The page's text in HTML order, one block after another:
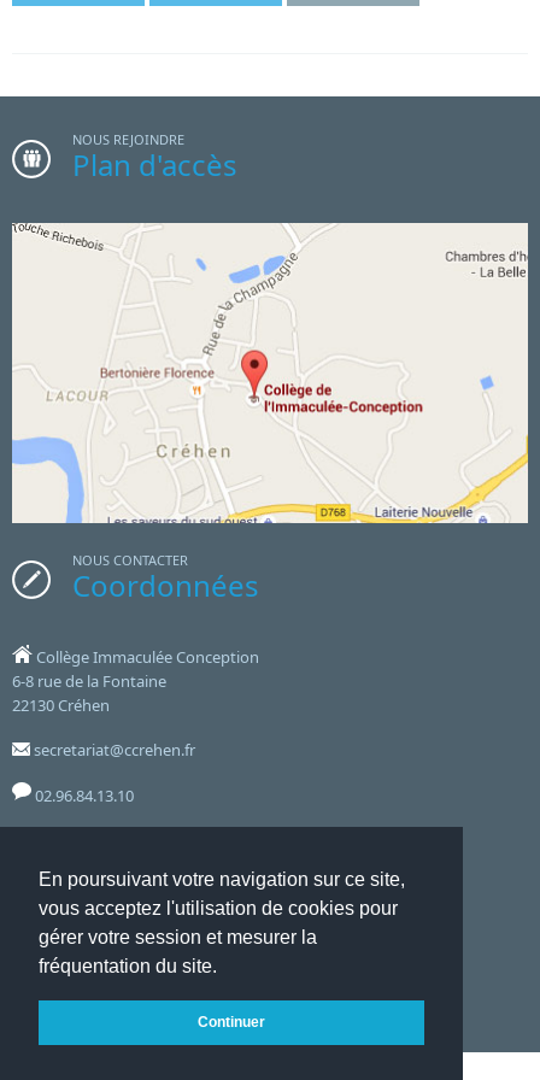
En poursuivant votre navigation sur ce site,
vous acceptez l'utilisation de cookies pour
gérer votre session et mesurer la
fréquentation du site.
Continuer
NOUS REJOINDRE
Plan d'accès
NOUS CONTACTER
Coordonnées
Collège Immaculée Conception
6-8 rue de la Fontaine
22130 Créhen
secretariat@ccrehen.fr
02.96.84.13.10
8hoo 12hoo - 14hoo 17hoo - Lundi, Mardi, Jeudi, Vendredi
et le mercredi de 8hoo à 12hoo
Accueil Mentions Légales
Liste complète des articles
Connexion ADI Websco